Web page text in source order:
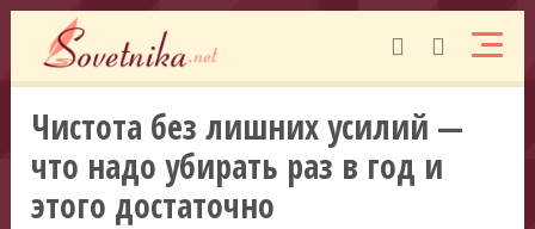
Чистота без лишних усилий —
что надо убирать раз в год и
этого достаточно